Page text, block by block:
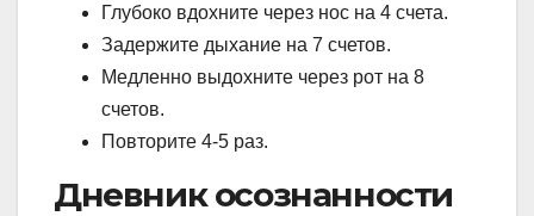
Глубоко вдохните через нос на 4 счета.
Задержите дыхание на 7 счетов.
Медленно выдохните через рот на 8
счетов.
Повторите 4-5 раз.
Дневник осознанности